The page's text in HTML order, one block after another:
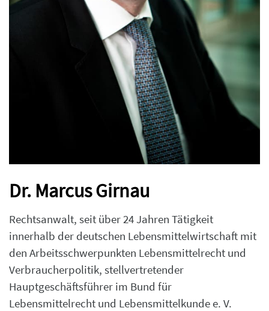
Dr. Marcus Girnau
Rechtsanwalt, seit über 24 Jahren Tätigkeit
innerhalb der deutschen Lebensmittelwirtschaft mit
den Arbeitsschwerpunkten Lebensmittelrecht und
Verbraucherpolitik, stellvertretender
Hauptgeschäftsführer im Bund für
Lebensmittelrecht und Lebensmittelkunde e. V.